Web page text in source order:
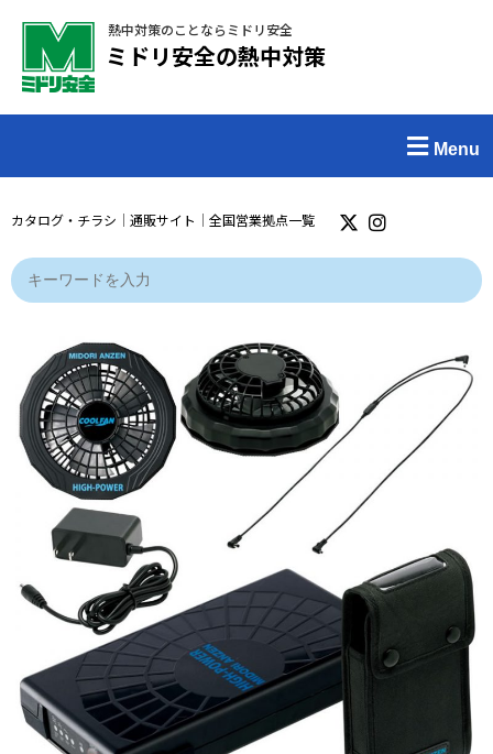
熱中対策のことならミドリ安全
ミドリ安全の熱中対策
Menu
カタログ・チラシ ｜ 通販サイト ｜ 全国営業拠点一覧